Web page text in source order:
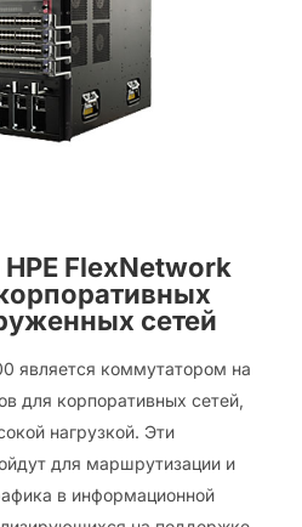
FlexNetwork
сетей
является коммутатором на
для корпоративных сетей,
нагрузкой. Эти
для маршрутизации и
в информационной